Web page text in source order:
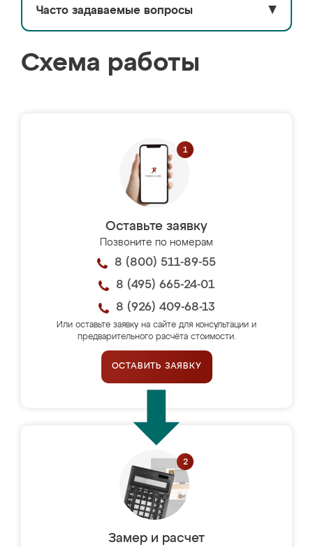
Часто задаваемые вопросы ▼
Схема работы
Оставьте заявку
Позвоните по номерам
8 (800) 511-89-55
8 (495) 665-24-01
8 (926) 409-68-13
Или оставьте заявку на сайте для консультации и
предварительного расчёта стоимости.
ОСТАВИТЬ ЗАЯВКУ
Замер и расчет